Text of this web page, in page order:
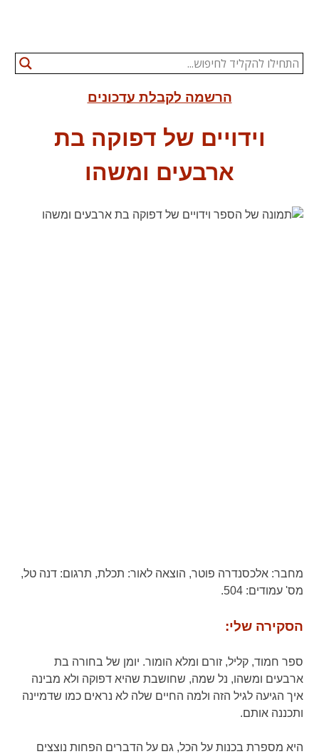
הרשמה לקבלת עדכונים
וידויים של דפוקה בת
ארבעים ומשהו
מחבר:אלכסנדרה פוטר, הוצאה לאור: תכלת, תרגום: דנה טל,
מס' עמודים: 504.
הסקירה שלי:
ספר חמוד, קליל, זורם ומלא הומור. יומן של בחורה בת
ארבעים ומשהו, נל שמה, שחושבת שהיא דפוקה ולא מבינה
איך הגיעה לגיל הזה ולמה החיים שלה לא נראים כמו שדמיינה
ותכננה אותם.
היא מספרת בכנות על הכל, גם על הדברים הפחות נוצצים